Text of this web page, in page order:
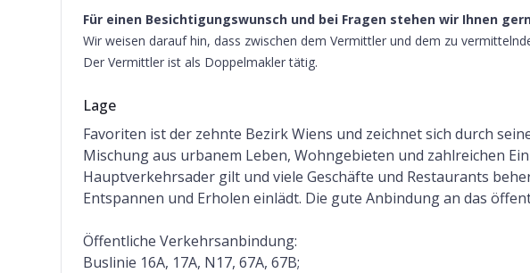
Für einen Besichtigungswunsch und bei Fragen stehen wir Ihnen
Wir weisen darauf hin, dass zwischen dem Vermittler und dem zu
Der Vermittler ist als Doppelmakler tätig.
Lage
Favoriten ist der zehnte Bezirk Wiens und zeichnet sich durch
Mischung aus urbanem Leben, Wohngebieten und zahlreichen
Hauptverkehrsader gilt und viele Geschäfte und Restaurants
Entspannen und Erholen einlädt. Die gute Anbindung an das
Öffentliche Verkehrsanbindung:
Buslinie 16A, 17A, N17, 67A, 67B;